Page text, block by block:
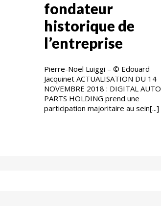
fondateur
historique de
l’entreprise
Pierre-Noel Luiggi – © Edouard
Jacquinet ACTUALISATION DU 14
NOVEMBRE 2018 : DIGITAL AUTO
PARTS HOLDING prend une
participation majoritaire au sein[...]